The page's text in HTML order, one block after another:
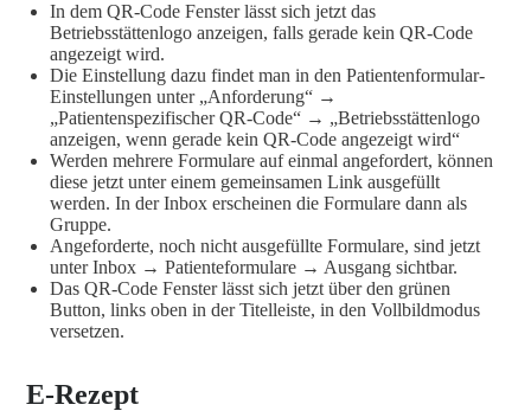
In dem QR-Code Fenster lässt sich jetzt das
Betriebsstättenlogo anzeigen, falls gerade kein QR-Code
angezeigt wird.
Die Einstellung dazu findet man in den Patientenformular-
Einstellungen unter „Anforderung“ →
„Patientenspezifischer QR-Code“ → „Betriebsstättenlogo
anzeigen, wenn gerade kein QR-Code angezeigt wird“
Werden mehrere Formulare auf einmal angefordert, können
diese jetzt unter einem gemeinsamen Link ausgefüllt
werden. In der Inbox erscheinen die Formulare dann als
Gruppe.
Angeforderte, noch nicht ausgefüllte Formulare, sind jetzt
unter Inbox → Patienteformulare → Ausgang sichtbar.
Das QR-Code Fenster lässt sich jetzt über den grünen
Button, links oben in der Titelleiste, in den Vollbildmodus
versetzen.
E-Rezept